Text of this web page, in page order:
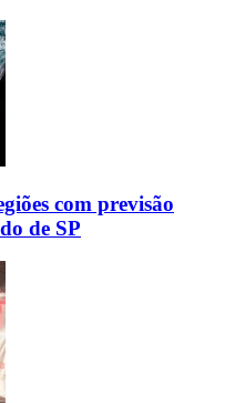
com previsão
de SP